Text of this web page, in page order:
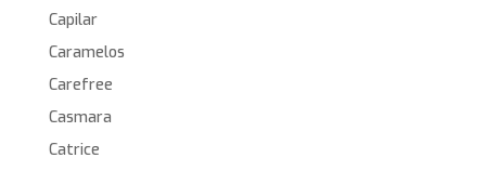
Capilar
Caramelos
Carefree
Casmara
Catrice